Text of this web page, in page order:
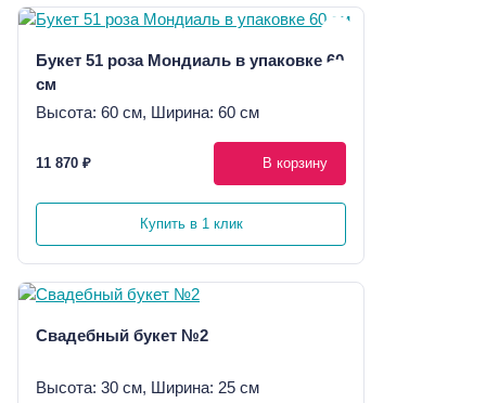
Букет 51 роза Мондиаль в упаковке 60
см
Высота: 60 см, Ширина: 60 см
11 870 ₽ В корзину
Купить в 1 клик
Свадебный букет №2
Высота: 30 см, Ширина: 25 см